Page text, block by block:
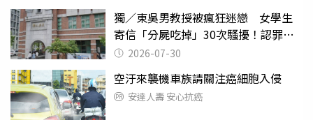
獨／東吳男教授被瘋狂迷戀 女學生
寄信「分屍吃掉」30次騷擾！認罪免
關 2026-07-30
空汙來襲機車族請關注癌細胞入侵
安達人壽 安心抗癌